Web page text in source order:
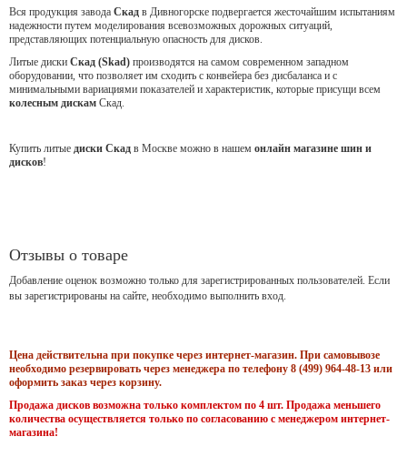
Вся продукция завода Скад в Дивногорске подвергается жесточайшим испытаниям
надежности путем моделирования всевозможных дорожных ситуаций,
представляющих потенциальную опасность для дисков.
Литые диски Скад (Skad) производятся на самом современном западном
оборудовании, что позволяет им сходить с конвейера без дисбаланса и с
минимальными вариациями показателей и характеристик, которые присущи всем
колесным дискам Скад.
Купить литые диски Скад в Москве можно в нашем онлайн магазине шин и
дисков!
Отзывы о товаре
Добавление оценок возможно только для зарегистрированных пользователей. Если
вы зарегистрированы на сайте, необходимо выполнить вход.
Цена действительна при покупке через интернет-магазин. При самовывозе
необходимо резервировать через менеджера по телефону 8 (499) 964-48-13 или
оформить заказ через корзину.
Продажа дисков возможна только комплектом по 4 шт. Продажа меньшего
количества осуществляется только по согласованию с менеджером интернет-
магазина!